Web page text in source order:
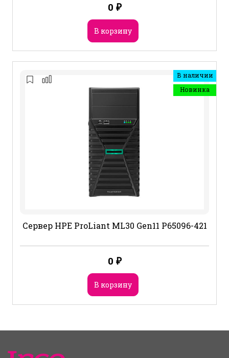
0 ₽
В корзину
В наличии
Новинка
Сервер HPE ProLiant ML30 Gen11 P65096-421
0 ₽
В корзину